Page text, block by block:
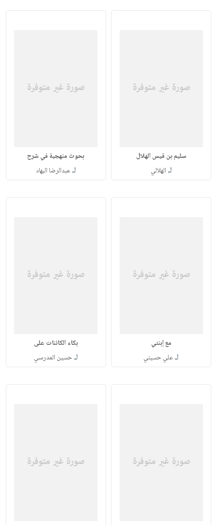
سليم بن قيس الهلال
لـ الهلالي
بحوث منهجية في شرح
لـعبدالرضا البهاد
مع إبنتي
لـعلي حسيني
بكاء الكائنات على
لـحسين المدرسي